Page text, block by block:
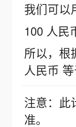
我们可以
100 人民
所以，根
人民币
注意：此
准。